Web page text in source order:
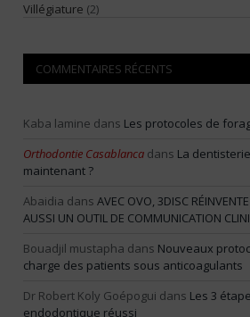
Villégiature (2)
COMMENTAIRES RÉCENTS
Kaba lamine dans Les protocoles de
Orthodontie Casablanca dans La
maintenant ?
Abaidia dans AVEC OVO, 3DISC
AUSSI UN OUTIL DE COMMUNICATION
Bouadjil mustapha dans Nouveaux
charge des patients sous anticoagulants
Dr Robert Koly Goépogui dans Les 3
endodontique réussi